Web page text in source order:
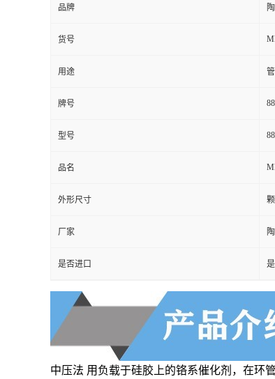
品牌
货号
用途
牌号
型号
品名
外形尺寸
厂家
是否进口 是
中压法 用负载于硅胶上的铬系催化剂，在环